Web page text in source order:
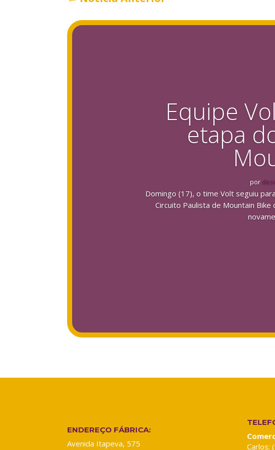
Equipe
etapa
por
Domingo (17), o time Volt seguiu
Circuito Paulista de Mountain
ENDEREÇO FÁBRICA:
Avenida Itapeva, 575
Carlos: